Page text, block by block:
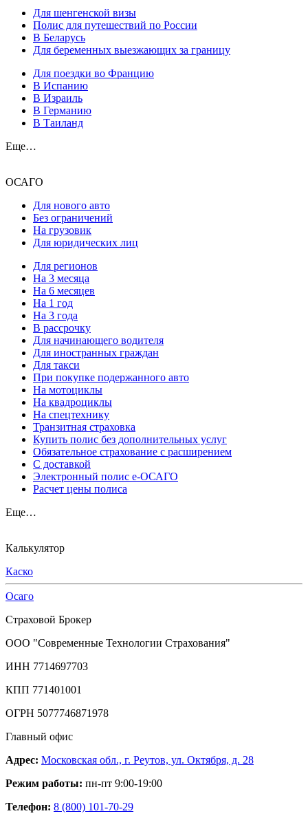
Для шенгенской визы
Полис для путешествий по России
В Беларусь
Для беременных выезжающих за границу
Для поездки во Францию
В Испанию
В Израиль
В Германию
В Таиланд
Еще…
ОСАГО
Для нового авто
Без ограничений
На грузовик
Для юридических лиц
Для регионов
На 3 месяца
На 6 месяцев
На 1 год
На 3 года
В рассрочку
Для начинающего водителя
Для иностранных граждан
Для такси
При покупке подержанного авто
На мотоциклы
На квадроциклы
На спецтехнику
Транзитная страховка
Купить полис без дополнительных услуг
Обязательное страхование с расширением
С доставкой
Электронный полис е-ОСАГО
Расчет цены полиса
Еще…
Калькулятор
Каско
Осаго
Страховой Брокер
ООО "Современные Технологии Страхования"
ИНН 7714697703
КПП 771401001
ОГРН 5077746871978
Главный офис
Адрес: Московская обл., г. Реутов, ул. Октября, д. 28
Режим работы: пн-пт 9:00-19:00
Телефон: 8 (800) 101-70-29